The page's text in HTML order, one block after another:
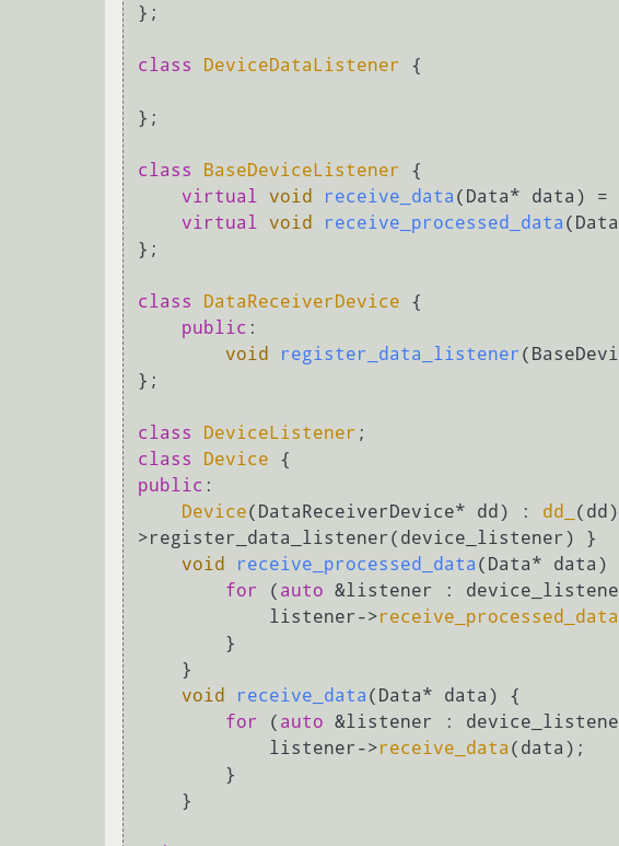
};
class DeviceDataListener {
};
class BaseDeviceListener {
virtual void receive_data (Data* data) =
virtual void receive_processed_data
};
class DataReceiverDevice {
public :
void
register_data_listener
};
class DeviceListener
class
Device
public :
Device(DataReceiverDevice* dd) : dd_
>register_data_listener(device_listener) }
void
receive_processed_data (Data* data)
for
( auto &listener :
            listener->
receive_processed_data
void
receive_data (Data* data)
{
for
( auto &listener :
            listener->
receive_data (data);